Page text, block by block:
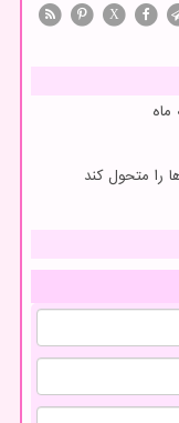
X
را متحول کند